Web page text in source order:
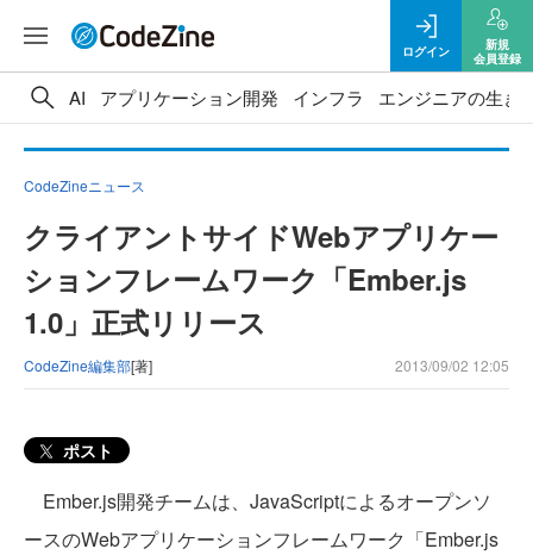
ログイン
新規
会員登録
AI アプリケーション開発 インフラ エンジニアの生き
CodeZineニュース
クライアントサイドWebアプリケー
ションフレームワーク「Ember.js
1.0」正式リリース
CodeZine編集部[著] 2013/09/02 12:05
ポスト
Ember.js開発チームは、JavaScriptによるオープンソ
ースのWebアプリケーションフレームワーク「Ember.js